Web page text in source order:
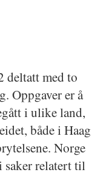
innen
spor,
Vi
for
og
Det
deltatt med to
Oppgaver er å
i ulike land,
både i Haag
Norge
relatert til